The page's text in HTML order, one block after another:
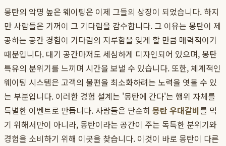
몽탄의 악명 높은 웨이팅은 이제 그들의 상징이 되었습니다. 하지
만 사람들은 기꺼이 그 기다림을 감수합니다. 그 이유는 몽탄이 제
공하는 공간 경험이 기다림의 지루함을 잊게 할 만큼 매력적이기
때문입니다. 대기 공간마저도 세심하게 디자인되어 있으며, 몽탄
특유의 분위기를 느끼며 시간을 보낼 수 있습니다. 또한, 체계적인
웨이팅 시스템은 고객의 불편을 최소화하려는 노력을 엿볼 수 있
는 부분입니다. 이러한 경험 설계는 '몽탄에 간다'는 행위 자체를
특별한 이벤트로 만듭니다. 사람들은 단순히 몽탄 우대갈비를 먹
기 위해서만이 아니라, 몽탄이라는 공간이 주는 독특한 분위기와
경험을 소비하기 위해 이곳을 찾습니다. 이것이 바로 몽탄이 다른